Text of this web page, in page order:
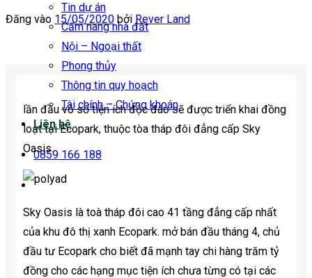
Tin dự án
Cẩm nang nhà đất
Nội – Ngoại thất
Phong thủy
Thông tin quy hoạch
Tài chính – Chứng khoán
Liên hệ
0859 166 188
Đăng vào 15/05/2020 bởi Rever Land
lần đầu vô số tiện ích độc đáo sẽ được triển khai đồng
loạt tại Ecopark, thuộc tòa tháp đôi đẳng cấp Sky
Oasis.
Sky Oasis là toà tháp đôi cao 41 tầng đẳng cấp nhất
của khu đô thị xanh Ecopark. mở bán đầu tháng 4, chủ
đầu tư Ecopark cho biết đã mạnh tay chi hàng trăm tỷ
đồng cho các hạng mục tiện ích chưa từng có tại các